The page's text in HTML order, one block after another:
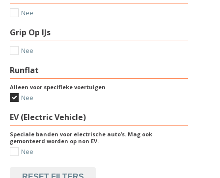
Nee
Grip Op IJs
Nee
Runflat
Alleen voor specifieke voertuigen
Nee
EV (Electric Vehicle)
Speciale banden voor electrische auto’s. Mag ook
gemonteerd worden op non EV.
Nee